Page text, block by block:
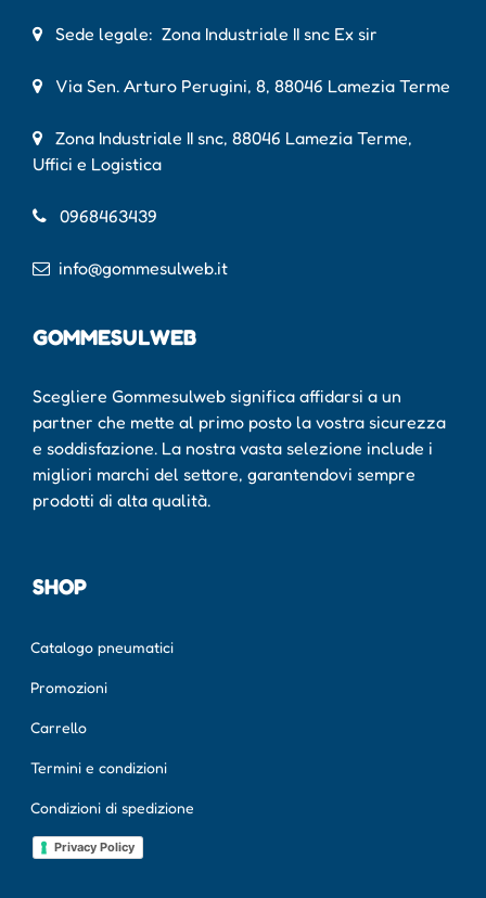
Sede legale: Zona Industriale II snc Ex sir
Via Sen. Arturo Perugini, 8, 88046 Lamezia Terme
Zona Industriale II snc, 88046 Lamezia Terme,
Uffici e Logistica
0968463439
info@gommesulweb.it
GOMMESULWEB
Scegliere Gommesulweb significa affidarsi a un
partner che mette al primo posto la vostra sicurezza
e soddisfazione. La nostra vasta selezione include i
migliori marchi del settore, garantendovi sempre
prodotti di alta qualità.
SHOP
Catalogo pneumatici
Promozioni
Carrello
Termini e condizioni
Condizioni di spedizione
Privacy Policy